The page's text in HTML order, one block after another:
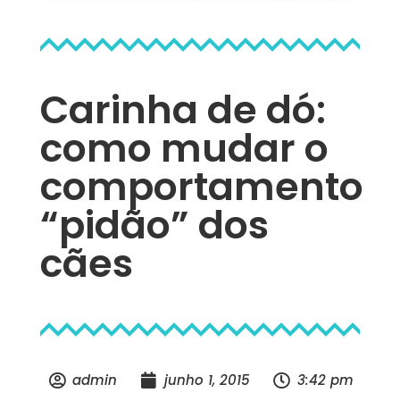
Carinha de dó:
como mudar o
comportamento
“pidão” dos
cães
admin junho 1, 2015 3:42 pm